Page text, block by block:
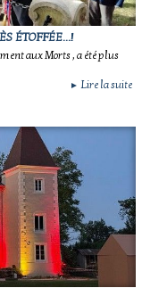
ÉTOFFÉE...!
aux Morts , a été plus
► Lire la suite